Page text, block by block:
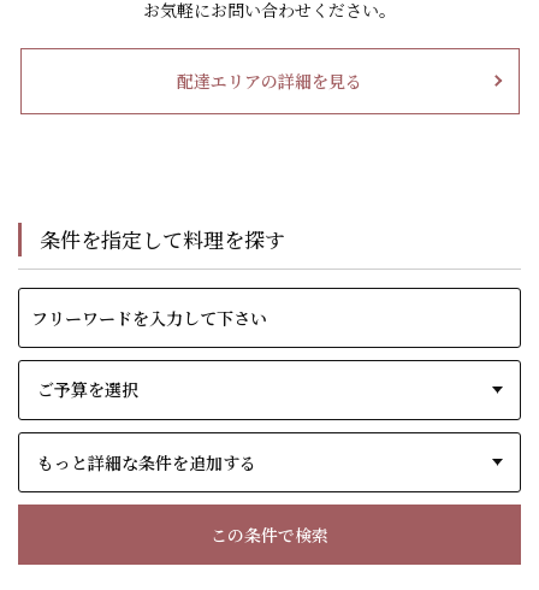
お気軽にお問い合わせください。
配達エリアの詳細を見る
条件を指定して料理を探す
もっと詳細な条件を追加する
この条件で検索